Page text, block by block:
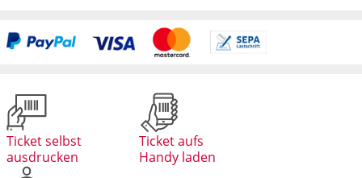
Ticket selbst
ausdrucken
Ticket aufs
Handy laden